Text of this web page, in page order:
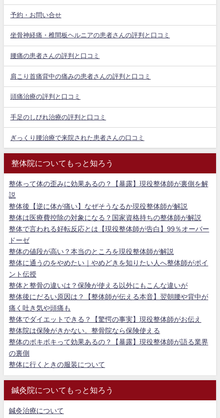
予約・お問い合せ
坐骨神経痛・椎間板ヘルニアの患者さんの評判と口コミ
腰痛の患者さんの評判と口コミ
肩こり首痛背中の痛みの患者さんの評判と口コミ
頭痛治療の評判と口コミ
手足のしびれ治療の評判と口コミ
ぎっくり腰治療で来院された患者さんの口コミ
整体院についてもっと知ろう
整体って体の歪みに効果あるの？【暴露】現役整体師が裏側を解
説
整体後【逆に体が痛い】なぜそうなるか現役整体師が解説
整体は医療費控除の対象になる？国家資格持ちの整体師が解説
整体で言われる好転反応とは【現役整体師が告白】99％オーバー
ドーゼ
整体の値段が高い？本当のところを現役整体師が解説
整体に通うのをやめたい｜やめどきを知りたい人へ整体師がポイ
ント伝授
整体と整骨の違いは？保険が使える以外にもこんな違いが
整体後にだるい原因は？【整体師が伝える本音】翌朝腰や背中が
痛く吐き気や頭痛も
整体でダイエットできる？【驚愕の事実】現役整体師がお伝え
整体院は保険がきかない。整骨院なら保険使える
整体のボキボキって効果あるの？【暴露】現役整体師が語る業界
の裏側
整体に行くときの服装について
鍼灸院についてもっと知ろう
鍼灸治療について